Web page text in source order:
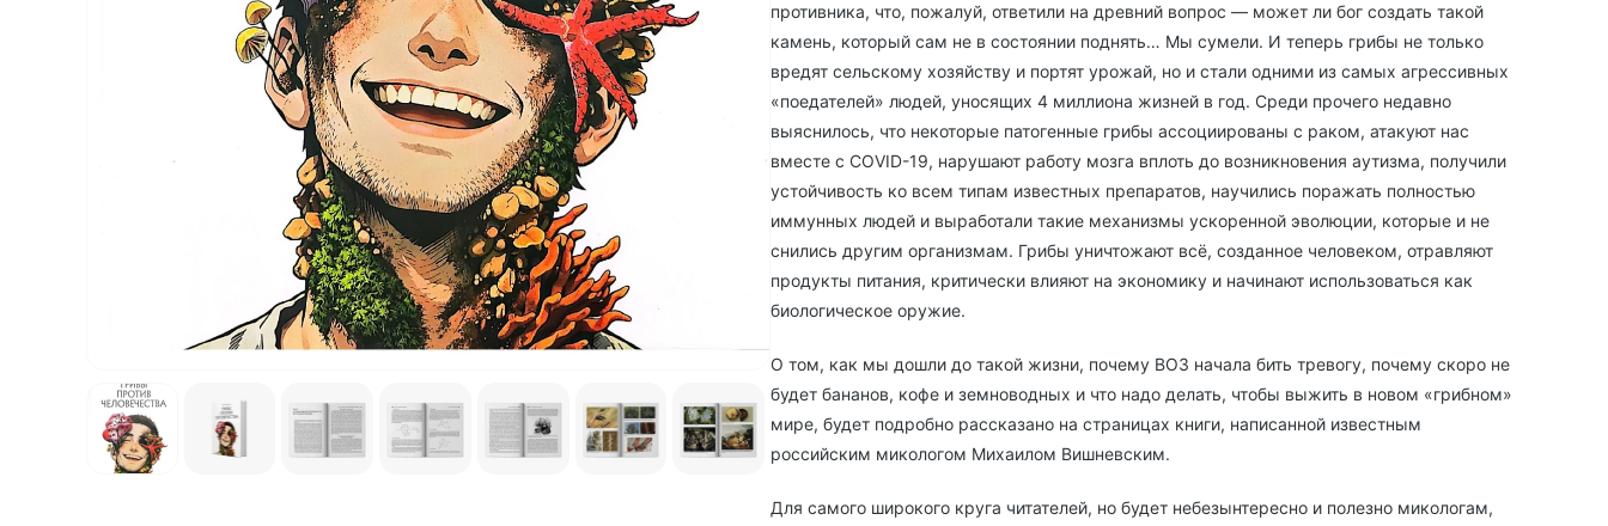
противника, что, пожалуй, ответили на древний вопрос — может ли бог создать такой
камень, который сам не в состоянии поднять… Мы сумели. И теперь грибы не только
вредят сельскому хозяйству и портят урожай, но и стали одними из самых агрессивных
«поедателей» людей, уносящих 4 миллиона жизней в год. Среди прочего недавно
выяснилось, что некоторые патогенные грибы ассоциированы с раком, атакуют нас
вместе с COVID-19, нарушают работу мозга вплоть до возникновения аутизма, получили
устойчивость ко всем типам известных препаратов, научились поражать полностью
иммунных людей и выработали такие механизмы ускоренной эволюции, которые и не
снились другим организмам. Грибы уничтожают всё, созданное человеком, отравляют
продукты питания, критически влияют на экономику и начинают использоваться как
биологическое оружие.
О том, как мы дошли до такой жизни, почему ВОЗ начала бить тревогу, почему скоро не
будет бананов, кофе и земноводных и что надо делать, чтобы выжить в новом «грибном»
мире, будет подробно рассказано на страницах книги, написанной известным
российским микологом Михаилом Вишневским.
Для самого широкого круга читателей, но будет небезынтересно и полезно микологам,